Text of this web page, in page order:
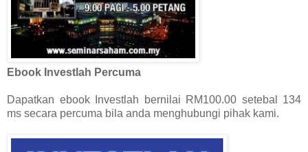
Ebook Investlah Percuma
Dapatkan ebook Investlah bernilai RM100.00 setebal 134
ms secara percuma bila anda menghubungi pihak kami.